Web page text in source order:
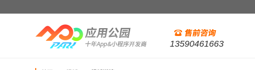
13590461663